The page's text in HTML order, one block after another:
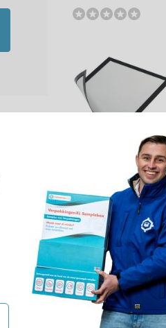
Magnetisch kader -
zwart - A3
23,44
(19,37 Excl. btw)